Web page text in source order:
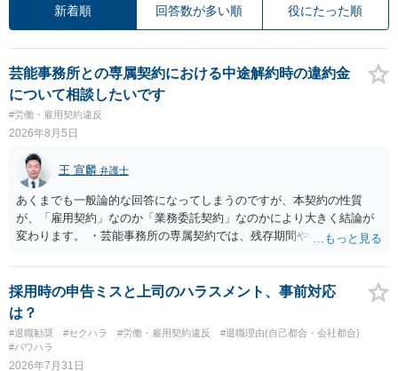
新着順 回答数が多い順 役にたった順
芸能事務所との専属契約における中途解約時の違約金
について相談したいです
#労働・雇用契約違反
2026年8月5日
王 宣麟 弁護士
あくまでも一般論的な回答になってしまうのですが、本契約の性質
が、「雇用契約」なのか「業務委託契約」なのかにより大きく結論が
変わります。 ・芸能事務所の専属契約では、残存期間や報酬額、投下
務上よくあるからといって当然に適法という意味ではなく、実際の損
害との対応関係や合理性が重要です。 ・違約金に上限がなくても、常
に有効になるわけではありません。契約が労働契約に近い実態なら労
基法16条で無効となる余地があり、そうでなくても、金額が事務所の
損害と比べて過大なら無効や減額が争点になります。 ・契約前の修正
交渉は一般的です。 交渉の方向としては、上限額を設ける、実損害ベ
採用時の申告ミスと上司のハラスメント、事前対応
は？
#退職勧奨 #セクハラ #労働・雇用契約違反
#退職理由(自己都合・会社都合)
#パワハラ
2026年7月31日